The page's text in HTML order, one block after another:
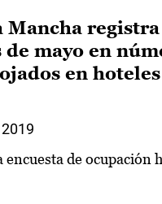
Mancha registra
mayo en
en
encuesta de ocupación